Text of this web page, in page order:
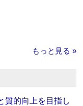
もっと見る »
質的向上を目指し